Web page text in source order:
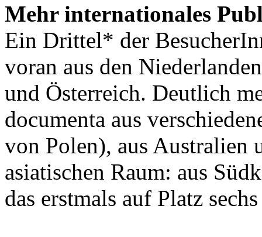
Mehr internationales
Ein Drittel* der
voran aus den
und Österreich. Deutlich
documenta aus
von Polen), aus Australien
asiatischen Raum: aus
das erstmals auf Platz